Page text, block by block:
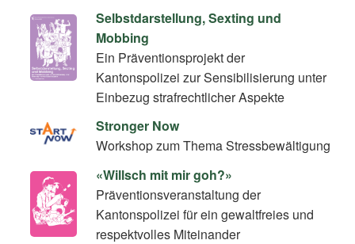
Selbstdarstellung, Sexting und
Mobbing
Ein Präventionsprojekt der
Kantonspolizei zur Sensibilisierung unter
Einbezug strafrechtlicher Aspekte
Stronger Now
Workshop zum Thema Stressbewältigung
«Willsch mit mir goh?»
Präventionsveranstaltung der
Kantonspolizei für ein gewaltfreies und
respektvolles Miteinander